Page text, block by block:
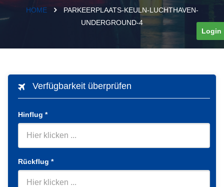
HOME
PARKEERPLAATS-KEULN-LUCHTHAVEN-
UNDERGROUND-4
Verfügbarkeit überprüfen
Hinflug *
Rückflug *
Login